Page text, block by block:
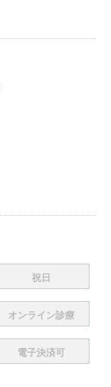
祝日
オンライン診療
電子決済可